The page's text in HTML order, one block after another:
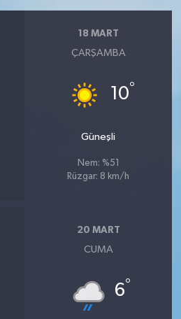
18 MART
ÇARŞAMBA
10°
Güneşli
Nem: %51
Rüzgar: 8 km/h
20 MART
CUMA
6°